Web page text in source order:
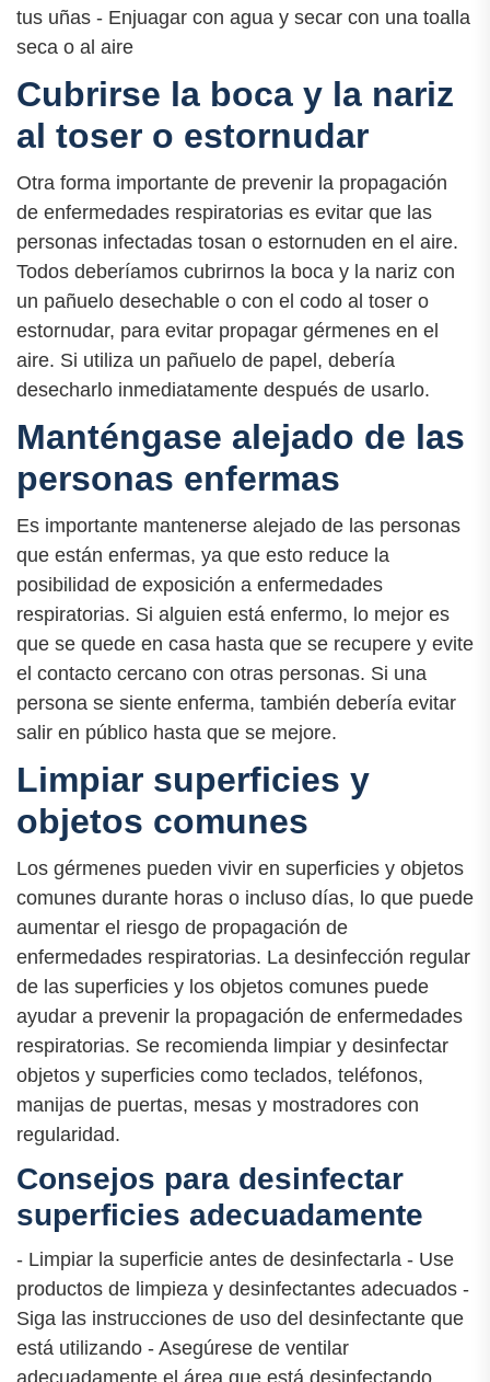
tus uñas - Enjuagar con agua y secar con una toalla
seca o al aire
Cubrirse la boca y la nariz
al toser o estornudar
Otra forma importante de prevenir la propagación
de enfermedades respiratorias es evitar que las
personas infectadas tosan o estornuden en el aire.
Todos deberíamos cubrirnos la boca y la nariz con
un pañuelo desechable o con el codo al toser o
estornudar, para evitar propagar gérmenes en el
aire. Si utiliza un pañuelo de papel, debería
desecharlo inmediatamente después de usarlo.
Manténgase alejado de las
personas enfermas
Es importante mantenerse alejado de las personas
que están enfermas, ya que esto reduce la
posibilidad de exposición a enfermedades
respiratorias. Si alguien está enfermo, lo mejor es
que se quede en casa hasta que se recupere y evite
el contacto cercano con otras personas. Si una
persona se siente enferma, también debería evitar
salir en público hasta que se mejore.
Limpiar superficies y
objetos comunes
Los gérmenes pueden vivir en superficies y objetos
comunes durante horas o incluso días, lo que puede
aumentar el riesgo de propagación de
enfermedades respiratorias. La desinfección regular
de las superficies y los objetos comunes puede
ayudar a prevenir la propagación de enfermedades
respiratorias. Se recomienda limpiar y desinfectar
objetos y superficies como teclados, teléfonos,
manijas de puertas, mesas y mostradores con
regularidad.
Consejos para desinfectar
superficies adecuadamente
- Limpiar la superficie antes de desinfectarla - Use
productos de limpieza y desinfectantes adecuados -
Siga las instrucciones de uso del desinfectante que
está utilizando - Asegúrese de ventilar